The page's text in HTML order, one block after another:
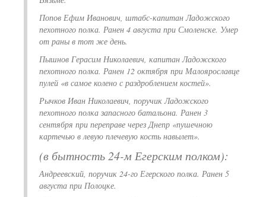
Попов Ефим Иванович, штабс-капитан Ладожского
пехотного полка. Ранен 4 августа при Смоленске. Умер
от раны в тот же день.
Пышнов Герасим Николаевич, капитан Ладожского
пехотного полка. Ранен 12 октября при Малоярославце
пулей «в самое колено с раздроблением костей».
Рычков Иван Николаевич, поручик Ладожского
пехотного полка запасного батальона. Ранен 3
сентября при переправе через Днепр «пушечною
картечью в левую плечевую кость навылет».
(в бытность 24-м Егерским полком):
Андреевский, поручик 24-го Егерского полка. Ранен 5
августа при Полоцке.